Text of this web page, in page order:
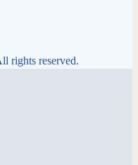
rights reserved.